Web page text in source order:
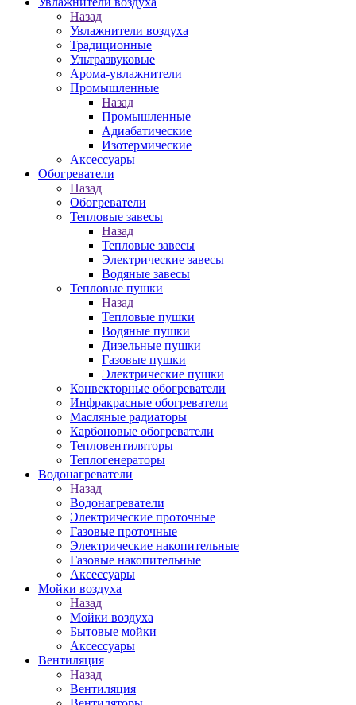
Назад
Увлажнители воздуха
Традиционные
Ультразвуковые
Арома-увлажнители
Промышленныe
Назад
Промышленныe
Адиабатические
Изотермические
Аксессуары
Обогреватели
Назад
Обогреватели
Тепловые завесы
Назад
Тепловые завесы
Электрические завесы
Водяные завесы
Тепловые пушки
Назад
Тепловые пушки
Водяные пушки
Дизельные пушки
Газовые пушки
Электрические пушки
Конвекторные обогреватели
Инфракрасные обогреватели
Масляные радиаторы
Карбоновые обогреватели
Тепловентиляторы
Теплогенераторы
Водонагреватели
Назад
Водонагреватели
Электрические проточные
Газовые проточные
Электрические накопительные
Газовые накопительные
Аксессуары
Мойки воздуха
Назад
Мойки воздуха
Бытовые мойки
Аксессуары
Вентиляция
Назад
Вентиляция